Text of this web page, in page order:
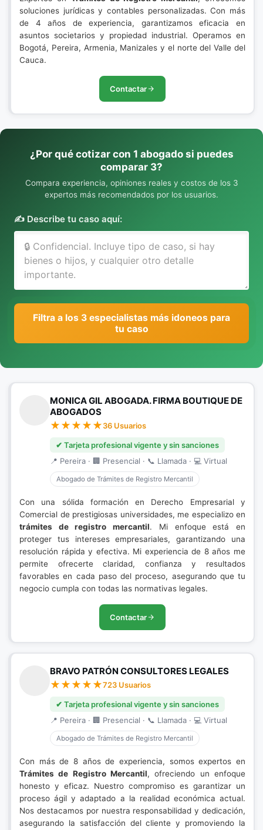
soluciones jurídicas y contables personalizadas. Con más
de 4 años de experiencia, garantizamos eficacia en
asuntos societarios y propiedad industrial. Operamos en
Bogotá, Pereira, Armenia, Manizales y el norte del Valle del
Cauca.
Contactar
¿Por qué cotizar con 1 abogado si puedes
comparar 3?
Compara experiencia, opiniones reales y costos de los 3
expertos más recomendados por los usuarios.
✍️ Describe tu caso aquí:
Filtra a los 3 especialistas más idoneos para
tu caso
MONICA GIL ABOGADA. FIRMA BOUTIQUE DE
ABOGADOS
36 Usuarios
✔ Tarjeta profesional vigente y sin sanciones
📍 Pereira · 🏢 Presencial · 📞 Llamada · 💻 Virtual
Abogado de Trámites de Registro Mercantil
Con una sólida formación en Derecho Empresarial y
Comercial de prestigiosas universidades, me especializo en
trámites de registro mercantil. Mi enfoque está en
proteger tus intereses empresariales, garantizando una
resolución rápida y efectiva. Mi experiencia de 8 años me
permite ofrecerte claridad, confianza y resultados
favorables en cada paso del proceso, asegurando que tu
negocio cumpla con todas las normativas legales.
Contactar
BRAVO PATRÓN CONSULTORES LEGALES
723 Usuarios
✔ Tarjeta profesional vigente y sin sanciones
📍 Pereira · 🏢 Presencial · 📞 Llamada · 💻 Virtual
Abogado de Trámites de Registro Mercantil
Con más de 8 años de experiencia, somos expertos en
Trámites de Registro Mercantil, ofreciendo un enfoque
honesto y eficaz. Nuestro compromiso es garantizar un
proceso ágil y adaptado a la realidad económica actual.
Nos destacamos por nuestra responsabilidad y dedicación,
asegurando la satisfacción del cliente y promoviendo la